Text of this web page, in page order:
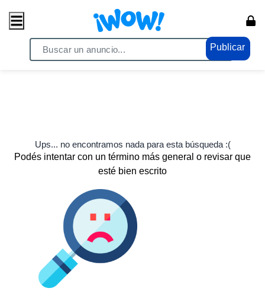
Publicar
Ups... no encontramos nada para esta búsqueda :(
Podés intentar con un término más general o revisar que
esté bien escrito